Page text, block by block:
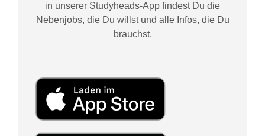
in unserer Studyheads-App findest Du die
Nebenjobs, die Du willst und alle Infos, die Du
brauchst.